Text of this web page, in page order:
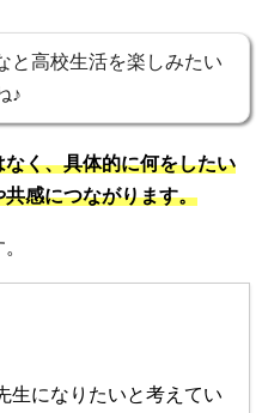
と高校生活を楽しみたい
♪
く、具体的に何をしたい
感につながります。
生になりたいと考えてい